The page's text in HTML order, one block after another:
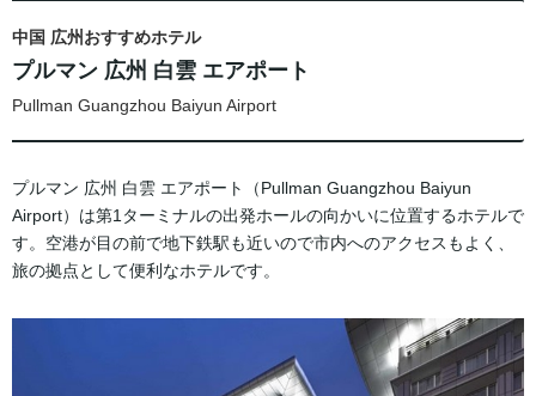
中国 広州おすすめホテル
プルマン 広州 白雲 エアポート
Pullman Guangzhou Baiyun Airport
プルマン 広州 白雲 エアポート（Pullman Guangzhou Baiyun
Airport）は第1ターミナルの出発ホールの向かいに位置するホテルで
す。空港が目の前で地下鉄駅も近いので市内へのアクセスもよく、
旅の拠点として便利なホテルです。